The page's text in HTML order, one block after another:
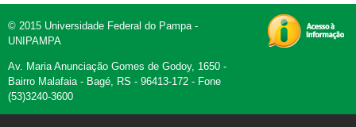
© 2015 Universidade Federal do Pampa -
UNIPAMPA
Av. Maria Anunciação Gomes de Godoy, 1650 -
Bairro Malafaia - Bagé, RS - 96413-172 - Fone
(53)3240-3600